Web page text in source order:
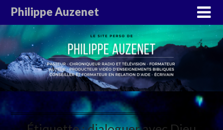
Philippe Auzenet